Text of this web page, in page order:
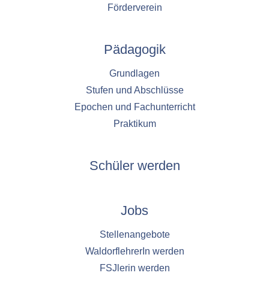
Förderverein
Pädagogik
Grundlagen
Stufen und Abschlüsse
Epochen und Fachunterricht
Praktikum
Schüler werden
Jobs
Stellenangebote
WaldorflehrerIn werden
FSJlerin werden